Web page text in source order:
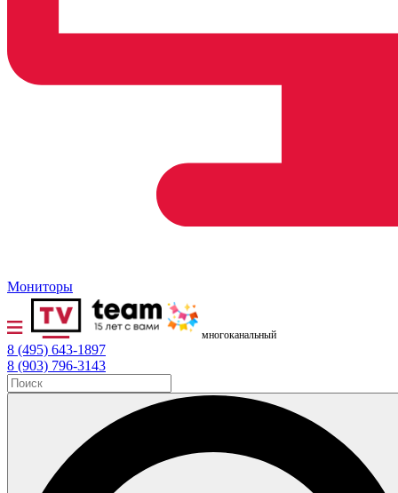
Мониторы
многоканальный
8 (495) 643-1897
8 (903) 796-3143